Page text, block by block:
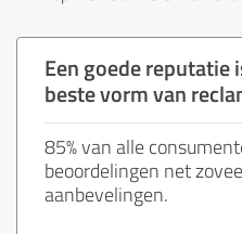
Een goede reputatie
beste vorm van
85% van alle
beoordelingen net
aanbevelingen.